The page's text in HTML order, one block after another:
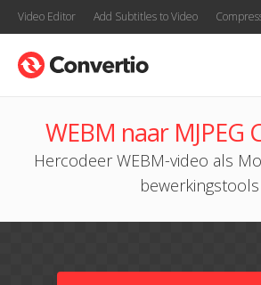
Video Editor Add Subtitles to Video
WEBM naar MJPEG
Hercodeer WEBM-video als
bewerkingstools